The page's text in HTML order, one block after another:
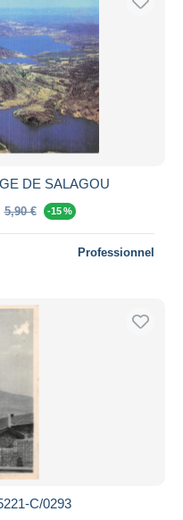
DE SALAGOU
5,90 € -15 %
Professionnel
C/0293